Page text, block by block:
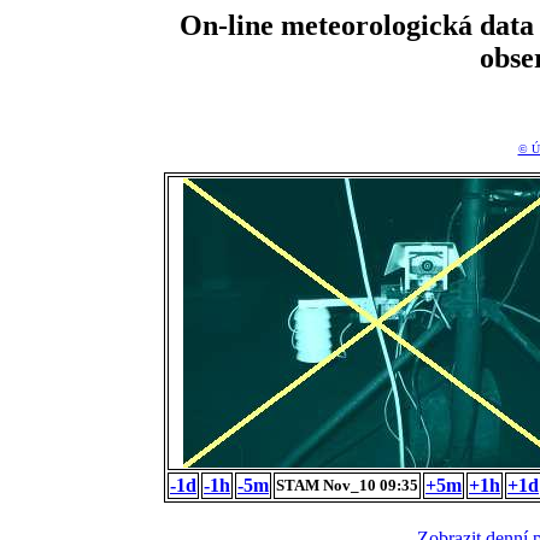
On-line meteorologická
©
-1d -1h -5m STAM Nov_10 09:35 +5m +1h +1d